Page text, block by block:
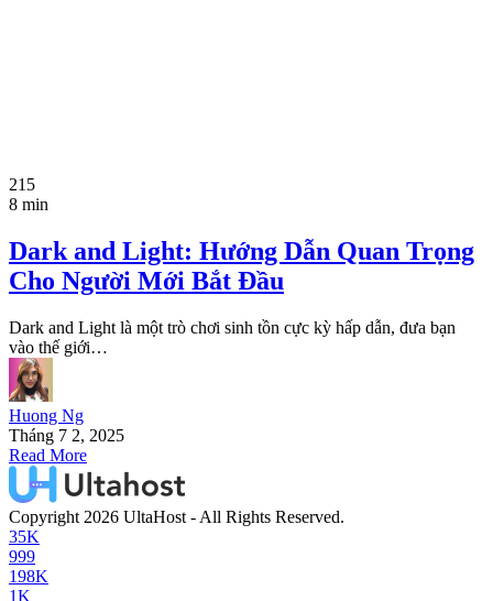
215
8 min
Dark and Light: Hướng Dẫn Quan Trọng
Cho Người Mới Bắt Đầu
Dark and Light là một trò chơi sinh tồn cực kỳ hấp dẫn, đưa bạn
vào thế giới…
Huong Ng
Tháng 7 2, 2025
Read More
Copyright 2026 UltaHost - All Rights Reserved.
35K
999
198K
1K